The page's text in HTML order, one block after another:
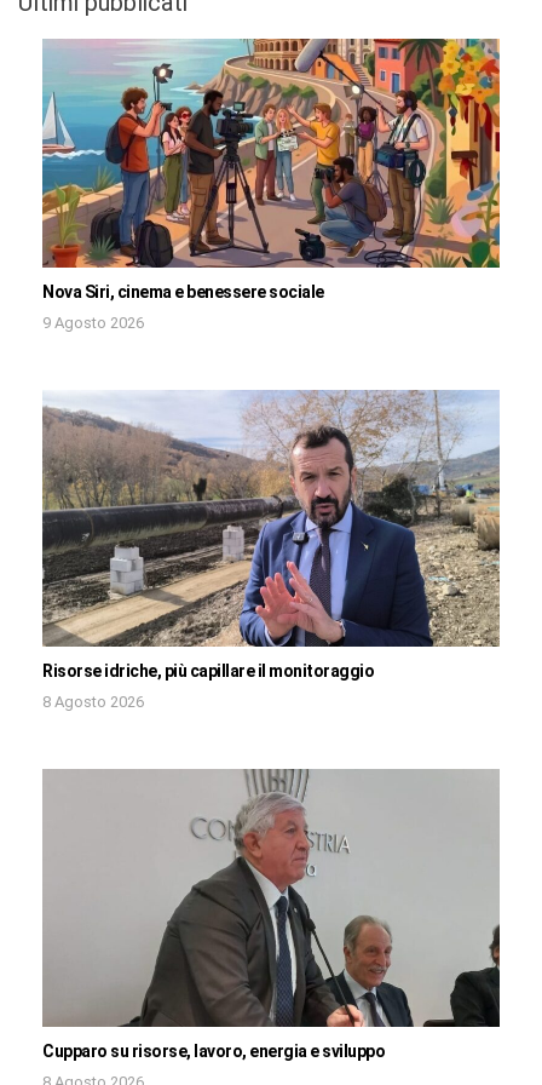
Nova Siri, cinema e benessere sociale
9 Agosto 2026
Risorse idriche, più capillare il monitoraggio
8 Agosto 2026
Cupparo su risorse, lavoro, energia e sviluppo